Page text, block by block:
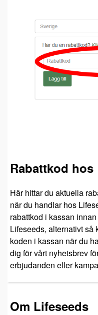
Rabattkod hos
Här hittar du aktuella
när du handlar hos
rabattkod i kassan
Lifeseeds, alternativt så
koden i kassan när du
dig för vårt nyhetsbrev
erbjudanden eller
Om Lifeseeds